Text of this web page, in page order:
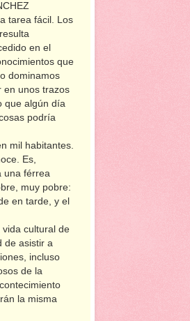
tarea fácil. Los
en el
que
dominamos
en unos trazos
que algún día
podría
mil habitantes.
Es,
una férrea
muy pobre:
en tarde, y el
cultural de
de asistir a
incluso
de la
la misma